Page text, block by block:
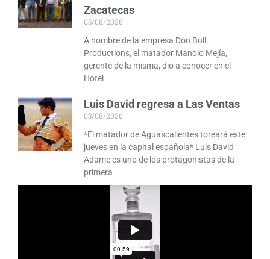
Zacatecas
05/08/2026
A nombre de la empresa Don Bull
Productions, el matador Manolo Mejía,
gerente de la misma, dio a conocer en el
Hotel
Luis David regresa a Las Ventas
03/08/2026
*El matador de Aguascalientes toreará este
jueves en la capital española* Luis David
Adame es uno de los protagonistas de la
primera